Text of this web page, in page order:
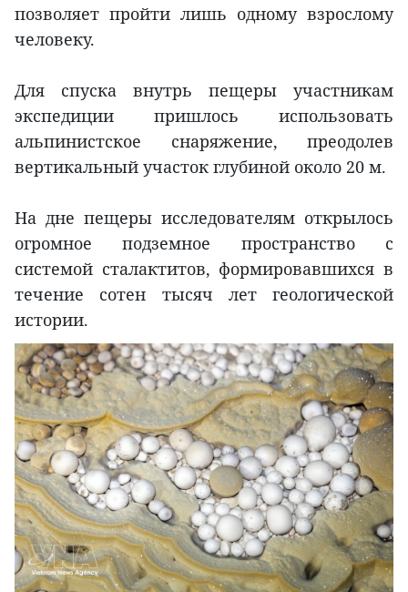
позволяет пройти лишь одному взрослому
человеку.
Для спуска внутрь пещеры участникам
экспедиции пришлось использовать
альпинистское снаряжение, преодолев
вертикальный участок глубиной около 20 м.
На дне пещеры исследователям открылось
огромное подземное пространство с
системой сталактитов, формировавшихся в
течение сотен тысяч лет геологической
истории.